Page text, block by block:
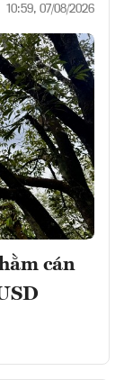
10:59, 07/08/2026
cán